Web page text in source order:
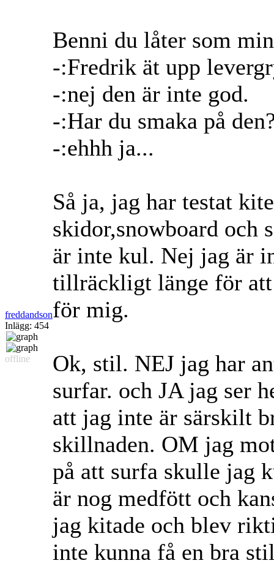
freddandson
Inlägg: 454
offline
Benni du låter som
-:Fredrik ät upp
-:nej den är inte god.
-:Har du smaka på
-:ehhh ja...
Så ja, jag har testat
skidor,snowboard och
är inte kul. Nej jag är
tillräckligt länge för att
för mig.
Ok, stil. NEJ jag har
surfar. och JA jag ser
att jag inte är särskilt
skillnaden. OM jag
på att surfa skulle jag
är nog medfött och
jag kitade och blev
inte kunna få en bra